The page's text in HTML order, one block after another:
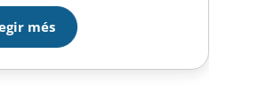
Juvenils i Júniors. Aquí la
si voleu donar-li un cop
Copa Federació. Accés a
més